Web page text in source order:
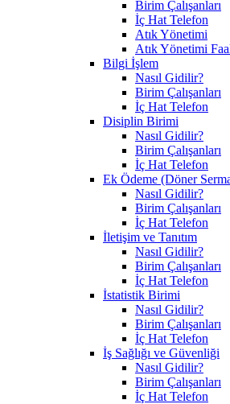
Birim Çalışanları
İç Hat Telefon
Atık Yönetimi
Atık Yönetimi
Bilgi İşlem
Nasıl Gidilir?
Birim Çalışanları
İç Hat Telefon
Disiplin Birimi
Nasıl Gidilir?
Birim Çalışanları
İç Hat Telefon
Ek Ödeme (Döner
Nasıl Gidilir?
Birim Çalışanları
İç Hat Telefon
İletişim ve Tanıtım
Nasıl Gidilir?
Birim Çalışanları
İç Hat Telefon
İstatistik Birimi
Nasıl Gidilir?
Birim Çalışanları
İç Hat Telefon
İş Sağlığı ve Güvenliği
Nasıl Gidilir?
Birim Çalışanları
İç Hat Telefon